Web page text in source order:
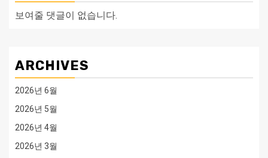
보여줄 댓글이 없습니다.
ARCHIVES
2026년 6월
2026년 5월
2026년 4월
2026년 3월